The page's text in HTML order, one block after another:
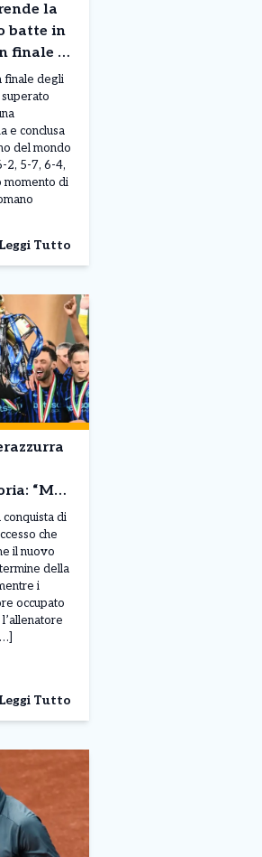
la
batte in
finale a
finale degli
e conclusa
del mondo
2, 5-7, 6-4,
momento di
Leggi Tutto
“Ma
di
che
il nuovo
della
i
occupato
Leggi Tutto